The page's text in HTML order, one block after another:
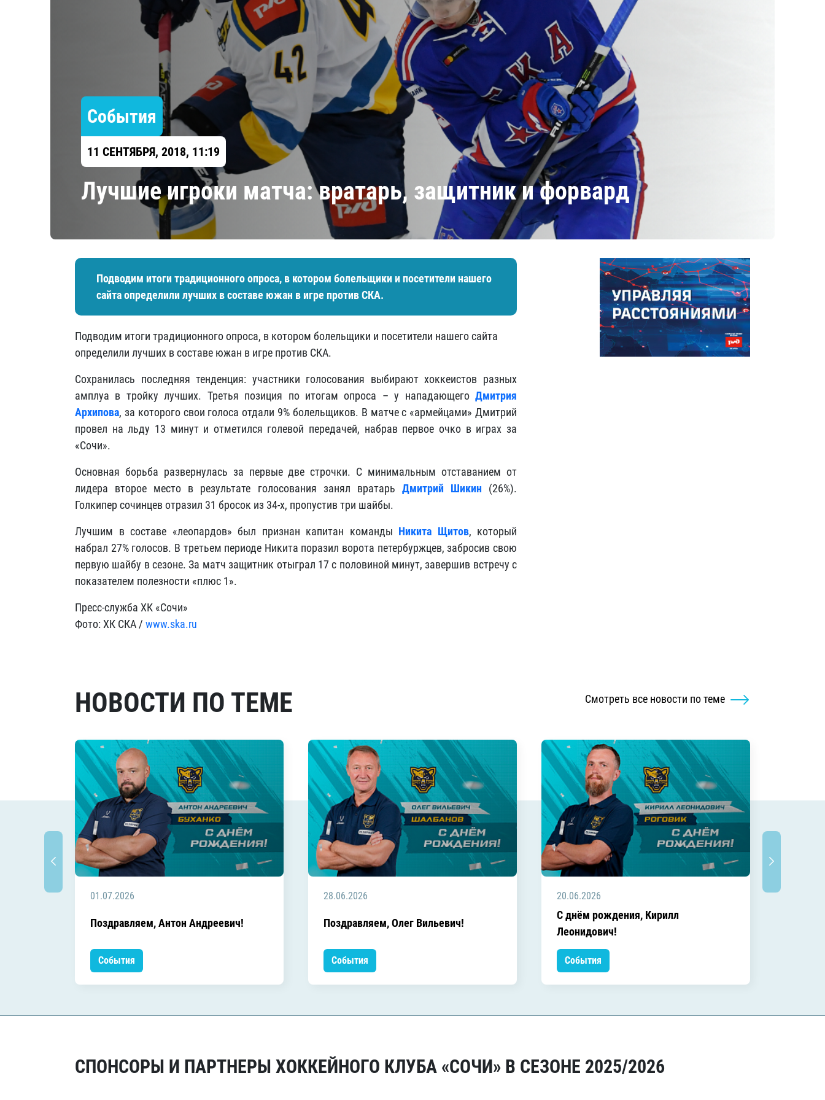
Локомотив
Северсталь
Шанхайские Драконы
Салават Юлаев
Сибирь
События
11 СЕНТЯБРЯ, 2018, 11:19
Лучшие игроки матча: вратарь, защитник и форвард
Подводим итоги традиционного опроса, в котором болельщики и посетители нашего
сайта определили лучших в составе южан в игре против СКА.
Подводим итоги традиционного опроса, в котором болельщики и посетители нашего сайта
определили лучших в составе южан в игре против СКА.
Сохранилась последняя тенденция: участники голосования выбирают хоккеистов разных
амплуа в тройку лучших. Третья позиция по итогам опроса – у нападающего Дмитрия
Архипова, за которого свои голоса отдали 9% болельщиков. В матче с «армейцами» Дмитрий
провел на льду 13 минут и отметился голевой передачей, набрав первое очко в играх за
«Сочи».
Основная борьба развернулась за первые две строчки. С минимальным отставанием от
лидера второе место в результате голосования занял вратарь Дмитрий Шикин (26%).
Голкипер сочинцев отразил 31 бросок из 34-х, пропустив три шайбы.
Лучшим в составе «леопардов» был признан капитан команды Никита Щитов, который
набрал 27% голосов. В третьем периоде Никита поразил ворота петербуржцев, забросив свою
первую шайбу в сезоне. За матч защитник отыграл 17 с половиной минут, завершив встречу с
показателем полезности «плюс 1».
Пресс-служба ХК «Сочи»
Фото: ХК СКА / www.ska.ru
НОВОСТИ ПО ТЕМЕ Смотреть все новости по теме
01.07.2026
Поздравляем, Антон Андреевич!
События
28.06.2026
Поздравляем, Олег Вильевич!
События
20.06.2026
C днём рождения, Кирилл
Леонидович!
События
СПОНСОРЫ И ПАРТНЕРЫ ХОККЕЙНОГО КЛУБА «СОЧИ» В СЕЗОНЕ 2025/2026